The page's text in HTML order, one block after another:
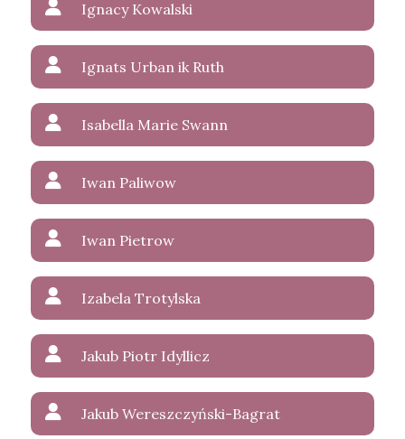
Ignacy Kowalski
Ignats Urban ik Ruth
Isabella Marie Swann
Iwan Paliwow
Iwan Pietrow
Izabela Trotylska
Jakub Piotr Idyllicz
Jakub Wereszczyński-Bagrat